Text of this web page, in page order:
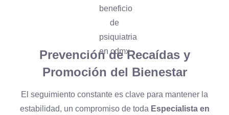
Prevención de Recaídas y
Promoción del Bienestar
El seguimiento constante es clave para mantener la
estabilidad, un compromiso de toda Especialista en